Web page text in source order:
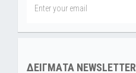
ΔΕΙΓΜΑΤΑ NEWSLETTER